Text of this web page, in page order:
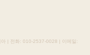
| 전화: 010-2537-0028 | 이메일: